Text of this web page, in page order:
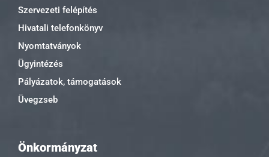
Szervezeti felépítés
Hivatali telefonkönyv
Nyomtatványok
Ügyintézés
Pályázatok, támogatások
Üvegzseb
Önkormányzat